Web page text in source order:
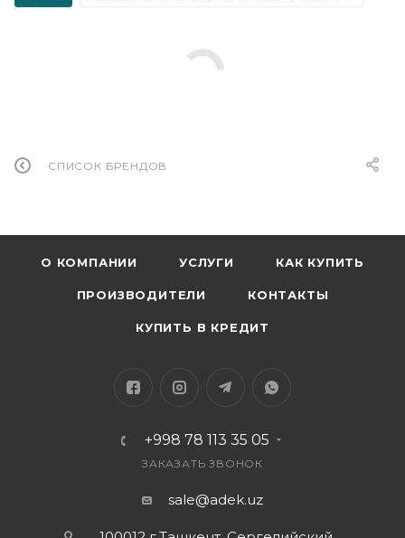
СПИСОК БРЕНДОВ
О КОМПАНИИ УСЛУГИ КАК КУПИТЬ
ПРОИЗВОДИТЕЛИ КОНТАКТЫ
КУПИТЬ В КРЕДИТ
+998 78 113 35 05
ЗАКАЗАТЬ ЗВОНОК
sale@adek.uz